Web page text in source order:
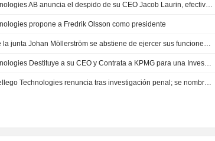
Intellego Technologies AB anuncia el despido de su CEO Jacob Laurin, efectivo el 23 de mayo de 2026
propone a Fredrik Olsson como presidente
El miembro de la junta Johan Möllerström se abstiene de ejercer sus funciones durante la investigación
Intellego Technologies Destituye a su CEO y Contrata a KPMG para una Investigación
El CEO de Intellego Technologies renuncia tras investigación penal; se nombra un director ejecutivo interino